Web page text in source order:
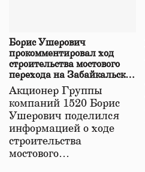
Борис Ушерович
прокомментировал ход
строительства мостового
перехода на Забайкальской
железной дороге
Акционер Группы
компаний 1520 Борис
Ушерович поделился
информацией о ходе
строительства
мостового…